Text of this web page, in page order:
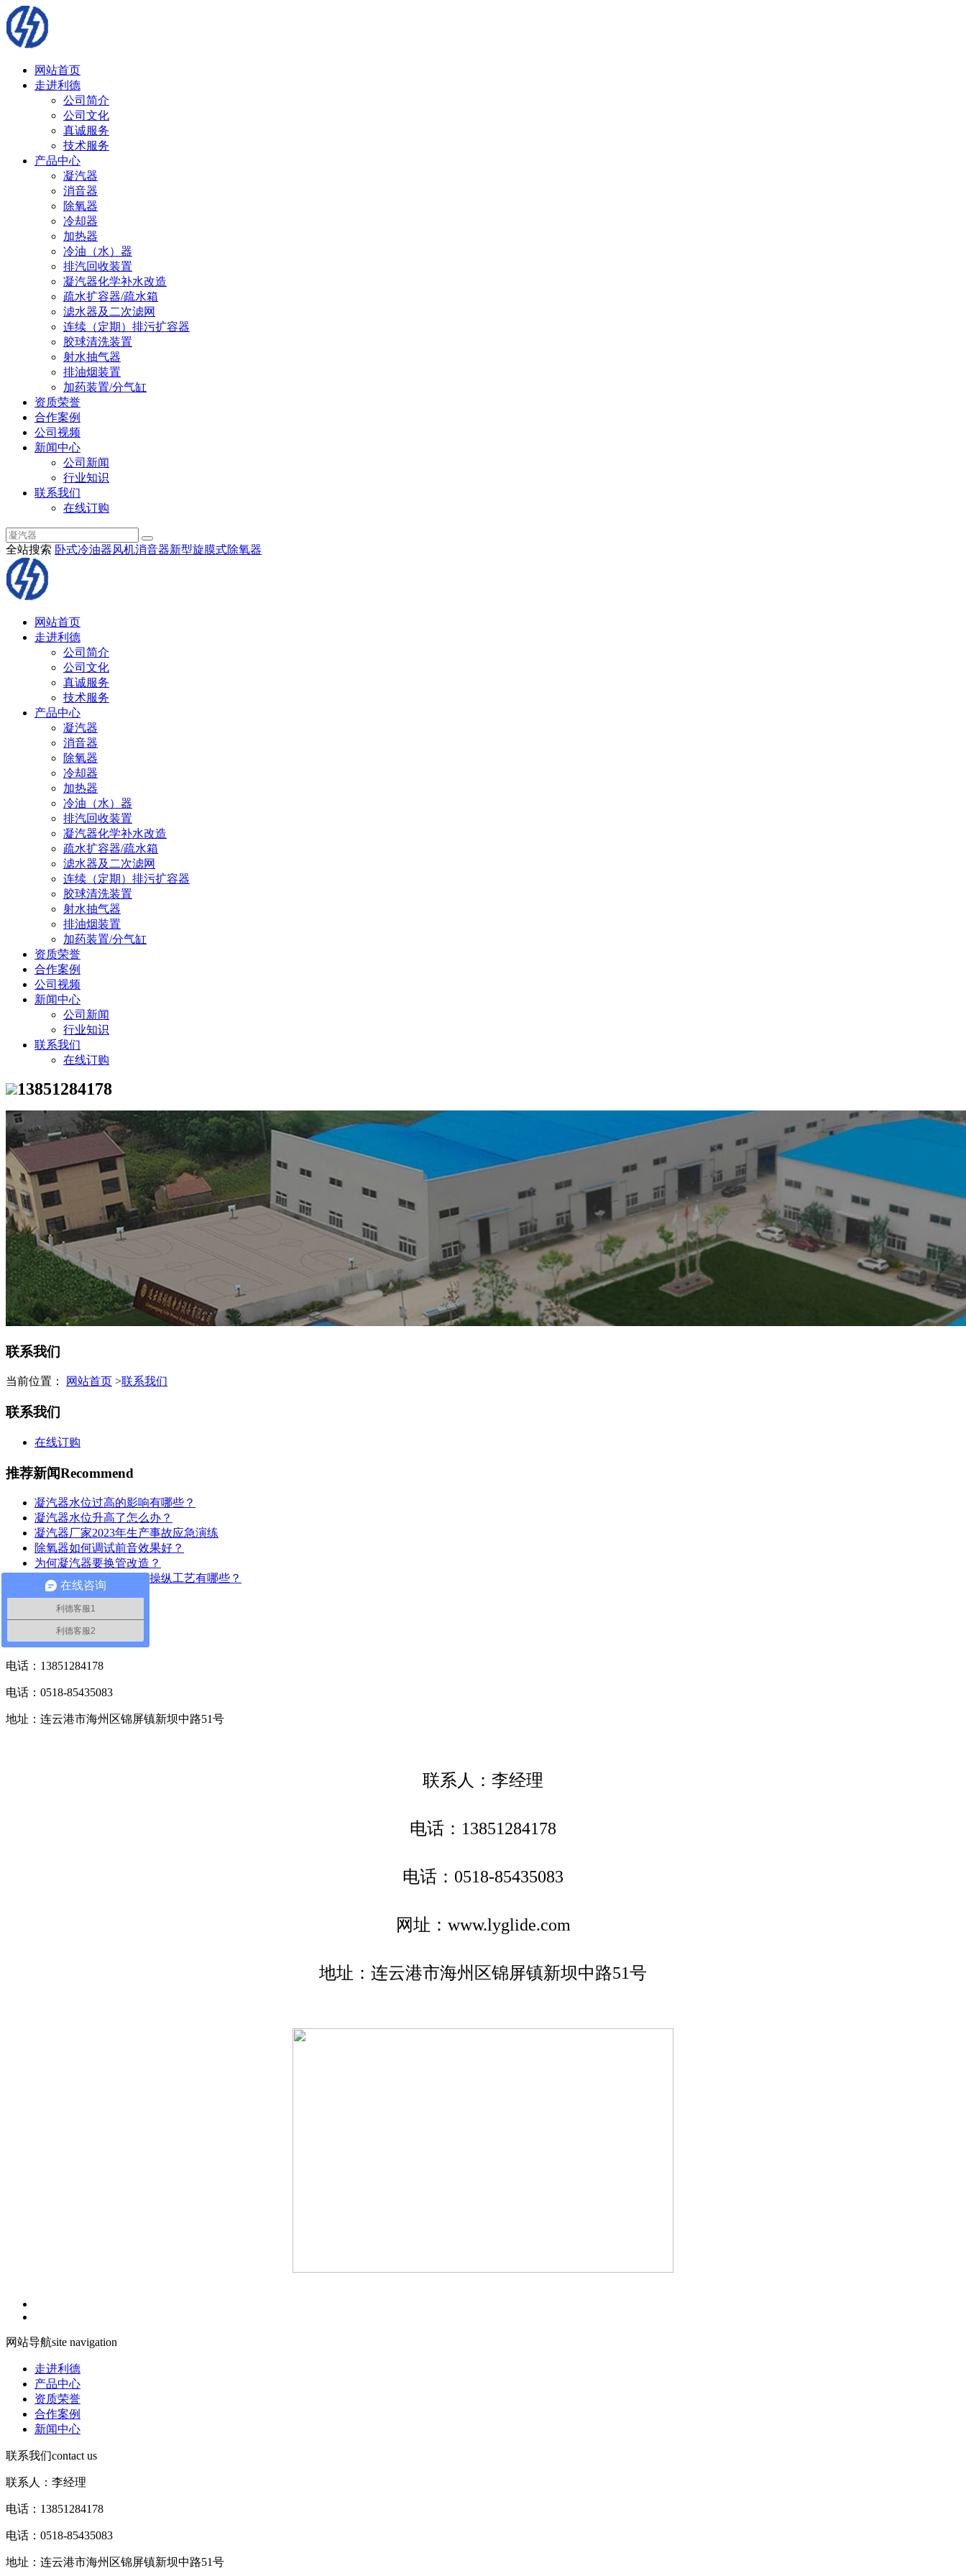
网站首页
走进利德
公司简介
公司文化
真诚服务
技术服务
产品中心
凝汽器
消音器
除氧器
冷却器
加热器
冷油（水）器
排汽回收装置
凝汽器化学补水改造
疏水扩容器/疏水箱
滤水器及二次滤网
连续（定期）排污扩容器
胶球清洗装置
射水抽气器
排油烟装置
加药装置/分气缸
资质荣誉
合作案例
公司视频
新闻中心
公司新闻
行业知识
联系我们
在线订购
全站搜索 卧式冷油器风机消音器新型旋膜式除氧器
网站首页
走进利德
公司简介
公司文化
真诚服务
技术服务
产品中心
凝汽器
消音器
除氧器
冷却器
加热器
冷油（水）器
排汽回收装置
凝汽器化学补水改造
疏水扩容器/疏水箱
滤水器及二次滤网
连续（定期）排污扩容器
胶球清洗装置
射水抽气器
排油烟装置
加药装置/分气缸
资质荣誉
合作案例
公司视频
新闻中心
公司新闻
行业知识
联系我们
在线订购
13851284178
联系我们
当前位置： 网站首页 >联系我们
联系我们
在线订购
推荐新闻Recommend
凝汽器水位过高的影响有哪些？
凝汽器水位升高了怎么办？
凝汽器厂家2023年生产事故应急演练
除氧器如何调试前音效果好？
为何凝汽器要换管改造？
凝汽器管板防腐保护的操纵工艺有哪些？
联系我们Contact Us
联系人：李经理
电话：13851284178
电话：0518-85435083
地址：连云港市海州区锦屏镇新坝中路51号
联系人：李经理
电话：13851284178
电话：0518-85435083
网址：www.lyglide.com
地址：连云港市海州区锦屏镇新坝中路51号
网站导航site navigation
走进利德
产品中心
资质荣誉
合作案例
新闻中心
联系我们contact us
联系人：李经理
电话：13851284178
电话：0518-85435083
地址：连云港市海州区锦屏镇新坝中路51号
在线咨询
利德客服1
利德客服2